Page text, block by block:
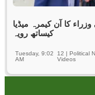
کا آن کیمرہ میڈیا
کیساتھ رویہ
12 |Political
Videos
Tuesday, 9:02
AM